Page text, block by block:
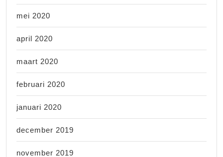
mei 2020
april 2020
maart 2020
februari 2020
januari 2020
december 2019
november 2019